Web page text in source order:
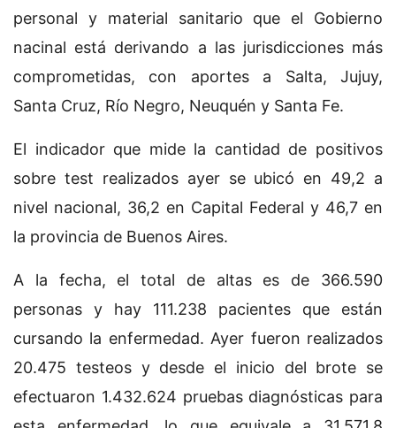
personal y material sanitario que el Gobierno
nacinal está derivando a las jurisdicciones más
comprometidas, con aportes a Salta, Jujuy,
Santa Cruz, Río Negro, Neuquén y Santa Fe.
El indicador que mide la cantidad de positivos
sobre test realizados ayer se ubicó en 49,2 a
nivel nacional, 36,2 en Capital Federal y 46,7 en
la provincia de Buenos Aires.
A la fecha, el total de altas es de 366.590
personas y hay 111.238 pacientes que están
cursando la enfermedad. Ayer fueron realizados
20.475 testeos y desde el inicio del brote se
efectuaron 1.432.624 pruebas diagnósticas para